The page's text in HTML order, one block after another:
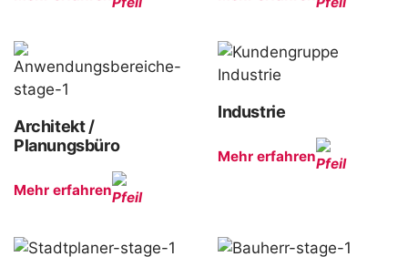
Architekt /
Planungsbüro
Mehr erfahren
Industrie
Mehr erfahren